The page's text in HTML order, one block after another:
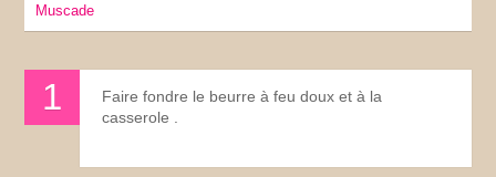
muscade
Faire fondre le beurre à feu doux et à la
casserole .